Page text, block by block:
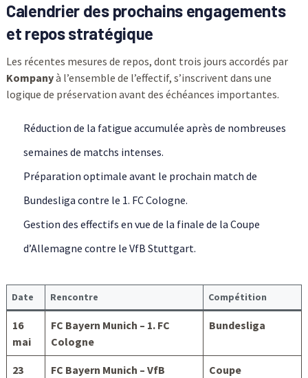
Calendrier des prochains engagements
et repos stratégique
Les récentes mesures de repos, dont trois jours accordés par
Kompanyà l’ensemble de l’effectif, s’inscrivent dans une
logique de préservation avant des échéances importantes.
Réduction de la fatigue accumulée après de nombreuses
semaines de matchs intenses.
Préparation optimale avant le prochain match de
Bundesliga contre le 1. FC Cologne.
Gestion des effectifs en vue de la finale de la Coupe
d’Allemagne contre le VfB Stuttgart.
Date Rencontre Compétition
16
mai
FC Bayern Munich – 1. FC
Cologne
Bundesliga
23
FC Bayern Munich – VfB
Coupe